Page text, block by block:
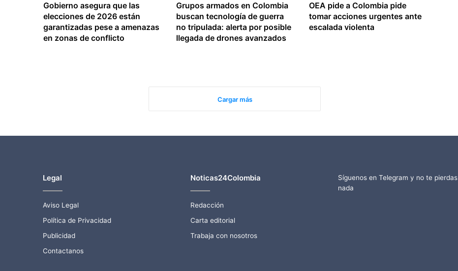
Gobierno asegura que las
elecciones de 2026 están
garantizadas pese a amenazas
en zonas de conflicto
Grupos armados en Colombia
buscan tecnología de guerra
no tripulada: alerta por posible
llegada de drones avanzados
OEA pide a Colombia pide
tomar acciones urgentes ante
escalada violenta
Cargar más
Legal
Aviso Legal
Política de Privacidad
Publicidad
Contactanos
Noticas24Colombia
Redacción
Carta editorial
Trabaja con nosotros
Síguenos en Telegram y no te pierdas
nada